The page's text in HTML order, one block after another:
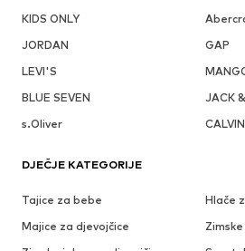
KIDS ONLY
JORDAN
GAP
LEVI'S
BLUE SEVEN
JACK
s.Oliver
DJEČJE KATEGORIJE
Tajice za bebe
Hlače
Majice za djevojčice